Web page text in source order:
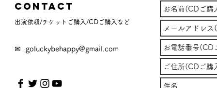
Contact
出演依頼/チケットご購入/CDご購入など
✉ goluckybehappy@gmail.com